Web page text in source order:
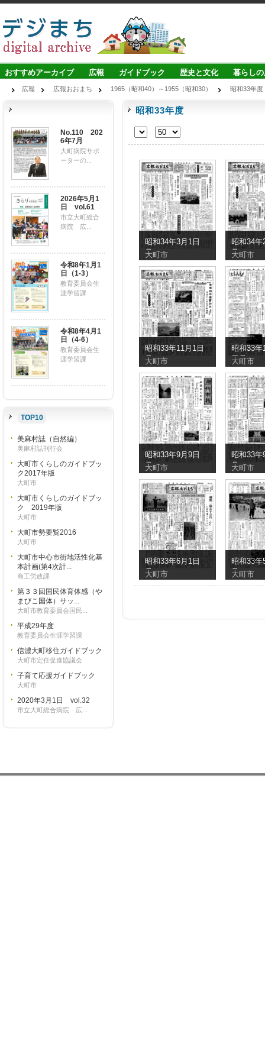
おすすめアーカイブ 広報 ガイドブック 歴史と文化 暮らし
広報 広報おおまち 1965（昭和40）～1955（昭和30） 昭和33年度
No.110 202
6年7月
大町病院サポ
ーターの...
2026年5月1
日 vol.61
市立大町総合
病院 広...
令和8年1月1
日（1-3）
教育委員会生
涯学習課
令和8年4月1
日（4-6）
教育委員会生
涯学習課
TOP10
美麻村誌（自然編）
美麻村誌刊行会
大町市くらしのガイドブッ
ク2017年版
大町市
大町市くらしのガイドブッ
ク 2019年版
大町市
大町市勢要覧2016
大町市
大町市中心市街地活性化基
本計画(第4次計...
商工労政課
第３３回国民体育体感（や
まびこ国体）サッ...
大町市教育委員会国民...
平成29年度
教育委員会生涯学習課
信濃大町移住ガイドブック
大町市定住促進協議会
子育て応援ガイドブック
大町市
2020年3月1日 vol.32
市立大町総合病院 広...
昭和33年度
昭和34年3月1日
号
大町市
昭和34年
号
大町市
昭和33年11月1日
号
大町市
昭和33年
日号
大町市
昭和33年9月9日
号
大町市
昭和33年
号
大町市
昭和33年6月1日
号
大町市
昭和33年
号
大町市